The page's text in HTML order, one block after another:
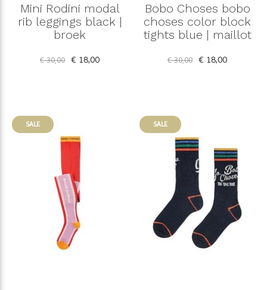
Mini Rodini modal
rib leggings black |
broek
€ 30,00 € 18,00
Bobo Choses bobo
choses color block
tights blue | maillot
€ 30,00 € 18,00
SALE SALE